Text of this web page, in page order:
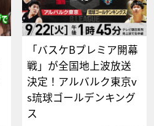
「バスケBプレミア開幕
戦」が全国地上波放送
決定！アルバルク東京v
s琉球ゴールデンキング
ス